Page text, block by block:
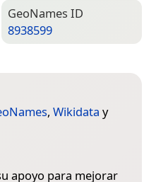
Geo­Names ID
8938599
, Wikidata y
apoyo para mejorar